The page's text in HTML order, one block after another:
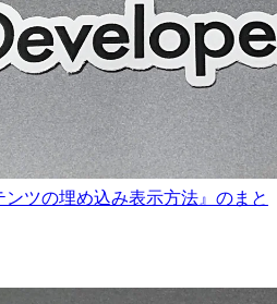
ツの埋め込み表示方法』のまと